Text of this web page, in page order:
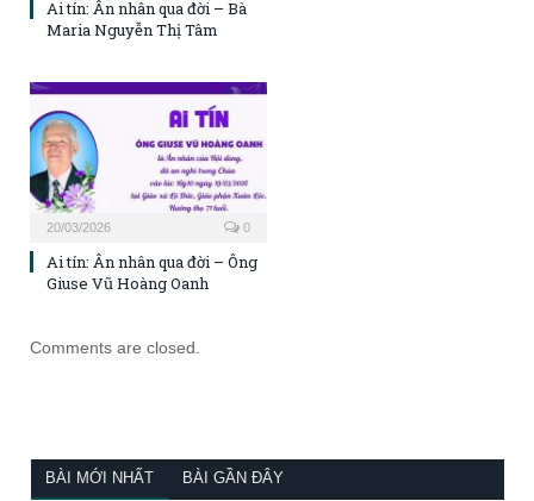
Ai tín: Ân nhân qua đời – Bà
Maria Nguyễn Thị Tâm
20/03/2026 0
Ai tín: Ân nhân qua đời – Ông
Giuse Vũ Hoàng Oanh
Comments are closed.
BÀI MỚI NHẤT BÀI GẦN ĐÂY